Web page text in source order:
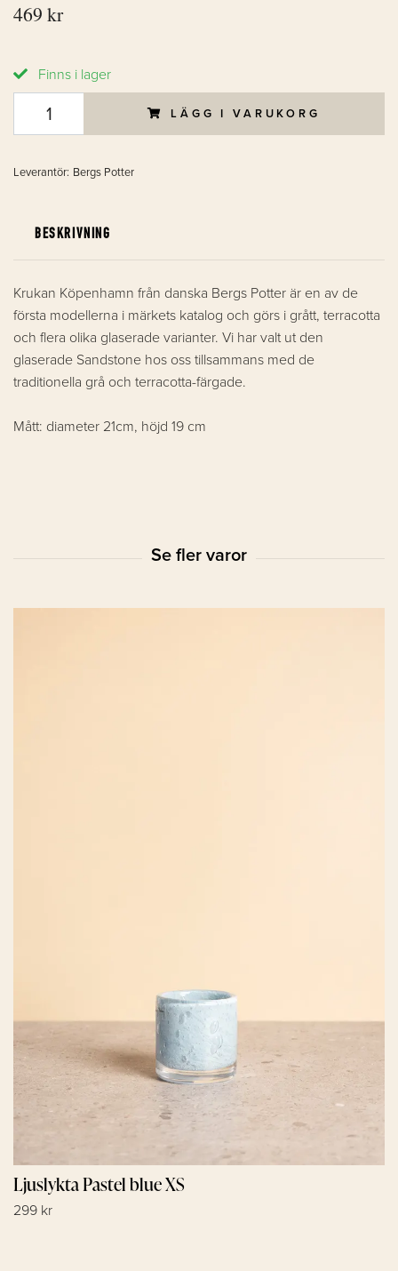
469 kr
Finns i lager
LÄGG I VARUKORG
Leverantör: Bergs Potter
BESKRIVNING
Krukan Köpenhamn från danska Bergs Potter är en av de
första modellerna i märkets katalog och görs i grått, terracotta
och flera olika glaserade varianter. Vi har valt ut den
glaserade Sandstone hos oss tillsammans med de
traditionella grå och terracotta-färgade.
Mått: diameter 21cm, höjd 19 cm
Ljuslykta Pastel blue XS
299 kr